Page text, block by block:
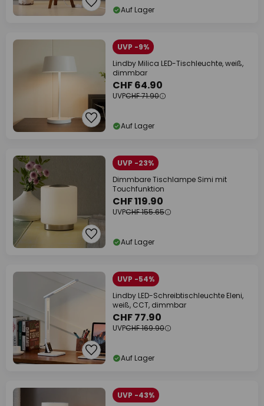
Auf Lager
UVP -9%
Lindby Milica LED-Tischleuchte, weiß,
dimmbar
CHF 64.90
UVPCHF 71.90
Auf Lager
UVP -23%
Dimmbare Tischlampe Simi mit
Touchfunktion
CHF 119.90
UVPCHF 155.65
Auf Lager
UVP -54%
Lindby LED-Schreibtischleuchte Eleni,
weiß, CCT, dimmbar
CHF 77.90
UVPCHF 169.90
Auf Lager
UVP -43%